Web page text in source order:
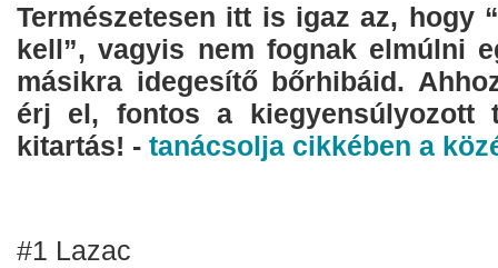
Természetesen itt is igaz az, hogy
kell”, vagyis nem fognak elmúlni
másikra idegesítő bőrhibáid.
érj el, fontos a kiegyensúlyozott
kitartás! - tanácsolja cikkében a
#1 Lazac